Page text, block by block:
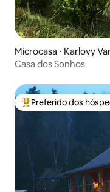
Microcasa ⋅ Karlovy
Casa dos Sonhos
Entre os melhores
Preferido dos